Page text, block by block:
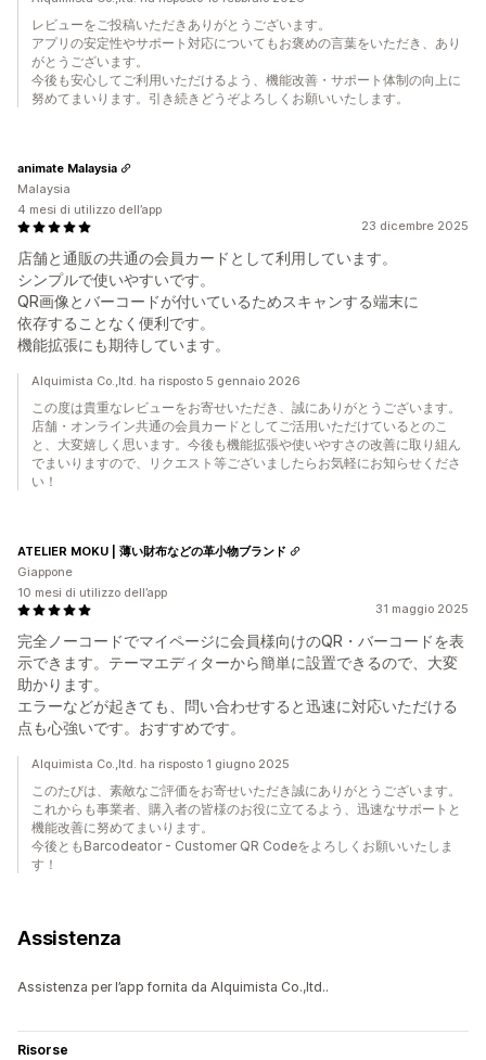
レビューをご投稿いただきありがとうございます。
アプリの安定性やサポート対応についてもお褒めの言葉をいただき、あり
がとうございます。
今後も安心してご利用いただけるよう、機能改善・サポート体制の向上に
努めてまいります。引き続きどうぞよろしくお願いいたします。
23 dicembre 2025
店舗と通販の共通の会員カードとして利用しています。
シンプルで使いやすいです。
QR画像とバーコードが付いているためスキャンする端末に
依存することなく便利です。
機能拡張にも期待しています。
animate Malaysia
Malaysia
4 mesi di utilizzo dell’app
Alquimista Co.,ltd. ha risposto 5 gennaio 2026
この度は貴重なレビューをお寄せいただき、誠にありがとうございます。
店舗・オンライン共通の会員カードとしてご活用いただけているとのこ
と、大変嬉しく思います。今後も機能拡張や使いやすさの改善に取り組ん
でまいりますので、リクエスト等ございましたらお気軽にお知らせくださ
い！
31 maggio 2025
完全ノーコードでマイページに会員様向けのQR・バーコードを表
示できます。テーマエディターから簡単に設置できるので、大変
助かります。
エラーなどが起きても、問い合わせすると迅速に対応いただける
点も心強いです。おすすめです。
ATELIER MOKU | 薄い財布などの革小物ブランド
Giappone
10 mesi di utilizzo dell’app
Alquimista Co.,ltd. ha risposto 1 giugno 2025
このたびは、素敵なご評価をお寄せいただき誠にありがとうございます。
これからも事業者、購入者の皆様のお役に立てるよう、迅速なサポートと
機能改善に努めてまいります。
今後ともBarcodeator - Customer QR Codeをよろしくお願いいたしま
す！
Assistenza
Assistenza per l’app fornita da Alquimista Co.,ltd..
Risorse